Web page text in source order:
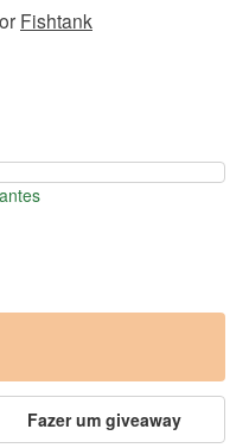
Fishtank
Fazer um giveaway